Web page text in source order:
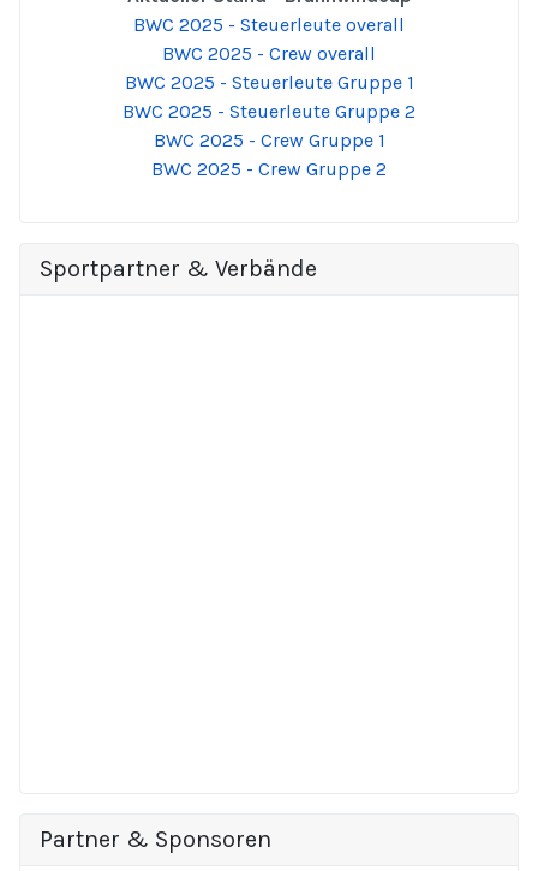
BWC 2025 - Steuerleute overall
BWC 2025 - Crew overall
BWC 2025 - Steuerleute Gruppe 1
BWC 2025 - Steuerleute Gruppe 2
BWC 2025 - Crew Gruppe 1
BWC 2025 - Crew Gruppe 2
Sportpartner & Verbände
Partner & Sponsoren